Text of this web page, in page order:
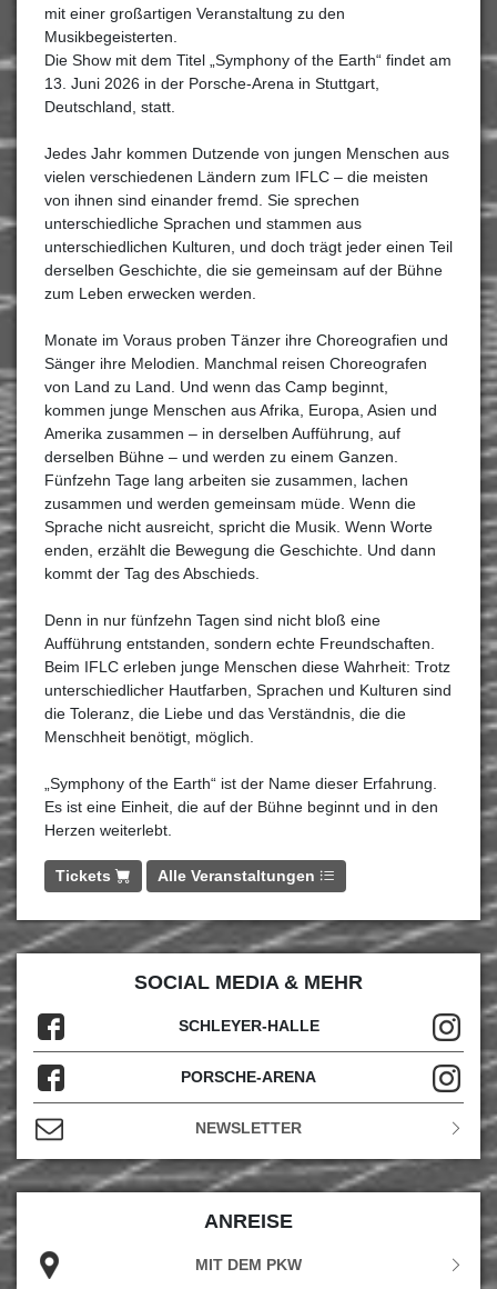
mit einer großartigen Veranstaltung zu den
Musikbegeisterten.
Die Show mit dem Titel „Symphony of the Earth“ findet am
13. Juni 2026 in der Porsche-Arena in Stuttgart,
Deutschland, statt.
Jedes Jahr kommen Dutzende von jungen Menschen aus
vielen verschiedenen Ländern zum IFLC – die meisten
von ihnen sind einander fremd. Sie sprechen
unterschiedliche Sprachen und stammen aus
unterschiedlichen Kulturen, und doch trägt jeder einen Teil
derselben Geschichte, die sie gemeinsam auf der Bühne
zum Leben erwecken werden.
Monate im Voraus proben Tänzer ihre Choreografien und
Sänger ihre Melodien. Manchmal reisen Choreografen
von Land zu Land. Und wenn das Camp beginnt,
kommen junge Menschen aus Afrika, Europa, Asien und
Amerika zusammen – in derselben Aufführung, auf
derselben Bühne – und werden zu einem Ganzen.
Fünfzehn Tage lang arbeiten sie zusammen, lachen
zusammen und werden gemeinsam müde. Wenn die
Sprache nicht ausreicht, spricht die Musik. Wenn Worte
enden, erzählt die Bewegung die Geschichte. Und dann
kommt der Tag des Abschieds.
Denn in nur fünfzehn Tagen sind nicht bloß eine
Aufführung entstanden, sondern echte Freundschaften.
Beim IFLC erleben junge Menschen diese Wahrheit: Trotz
unterschiedlicher Hautfarben, Sprachen und Kulturen sind
die Toleranz, die Liebe und das Verständnis, die die
Menschheit benötigt, möglich.
„Symphony of the Earth“ ist der Name dieser Erfahrung.
Es ist eine Einheit, die auf der Bühne beginnt und in den
Herzen weiterlebt.
Tickets Alle Veranstaltungen
SOCIAL MEDIA & MEHR
SCHLEYER-HALLE
PORSCHE-ARENA
NEWSLETTER
ANREISE
MIT DEM PKW